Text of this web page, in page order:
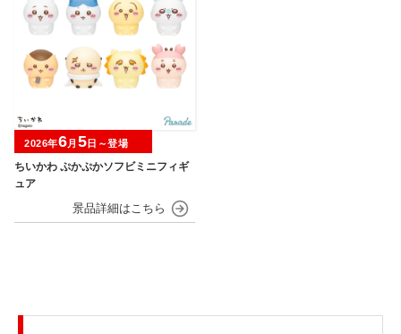
ちいかわ ぷかぷかソフビミニフィギ
ュア
2026年6月 5日～登場